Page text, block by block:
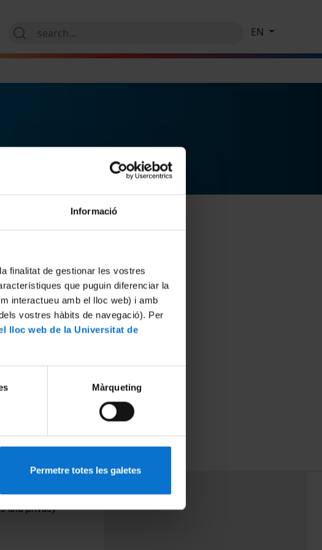
Informació
finalitat de gestionar les vostres
que puguin diferenciar la
interactueu amb el lloc web) i amb
vostres hàbits de navegació). Per
lloc web de la Universitat de
Màrqueting
Permetre totes les galetes
EN
and privacy